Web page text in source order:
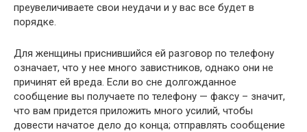
преувеличиваете свои неудачи и у вас все будет в
порядке.
Для женщины приснившийся ей разговор по телефону
означает, что у нее много завистников, однако они не
причинят ей вреда. Если во сне долгожданное
сообщение вы получаете по телефону — факсу – значит,
что вам придется приложить много усилий, чтобы
довести начатое дело до конца; отправлять сообщение